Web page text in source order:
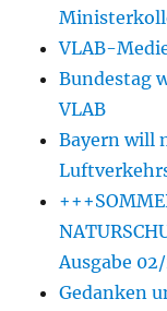
VLAB-
Bundestag
VLAB
Bayern will
Ausgabe
Gedanken